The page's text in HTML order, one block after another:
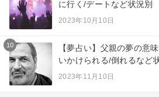
に行く/デートなど状況別
2023年10月10日
10
【夢占い】父親の夢の意
いかけられる/倒れるなど
2023年11月10日